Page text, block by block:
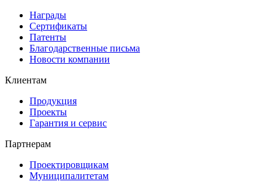
Награды
Сертификаты
Патенты
Благодарственные письма
Новости компании
Клиентам
Продукция
Проекты
Гарантия и сервис
Партнерам
Проектировщикам
Муниципалитетам